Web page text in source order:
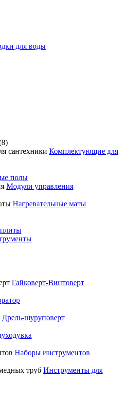
для воды
Комплектующие для
полы
Модули управления
Нагревательные маты
Гайковерт-Винтоверт
Дрель-шуруповерт
Наборы инструментов
Инструменты для